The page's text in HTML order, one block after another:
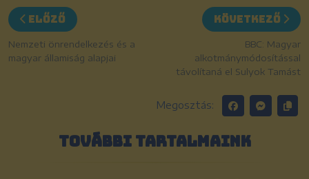
Előző Következő
Nemzeti önrendelkezés és a
magyar államiság alapjai
BBC: Magyar
alkotmánymódosítással
távolítaná el Sulyok Tamást
Megosztás:
TOVÁBBI TARTALMAINK